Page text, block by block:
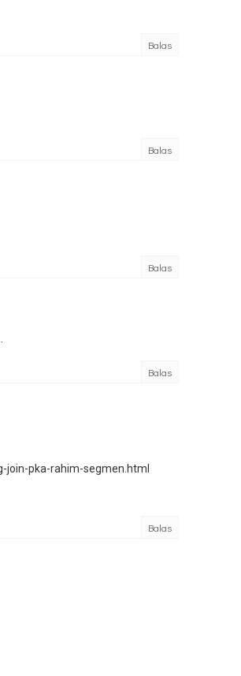
Balas
Balas
Balas
Balas
pka-rahim-segmen.html
Balas